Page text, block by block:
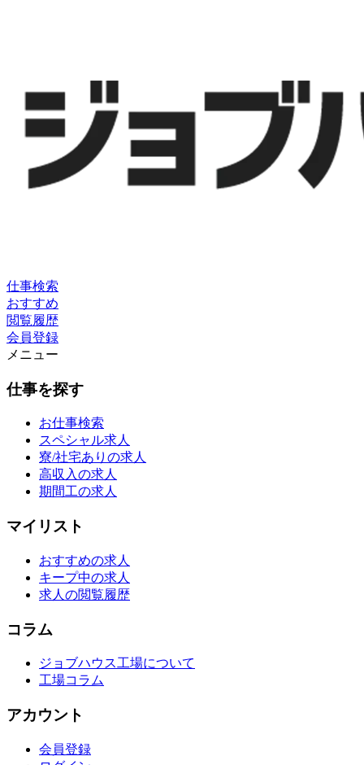
仕事検索
おすすめ
閲覧履歴
会員登録
メニュー
仕事を探す
お仕事検索
スペシャル求人
寮/社宅ありの求人
高収入の求人
期間工の求人
マイリスト
おすすめの求人
キープ中の求人
求人の閲覧履歴
コラム
ジョブハウス工場について
工場コラム
アカウント
会員登録